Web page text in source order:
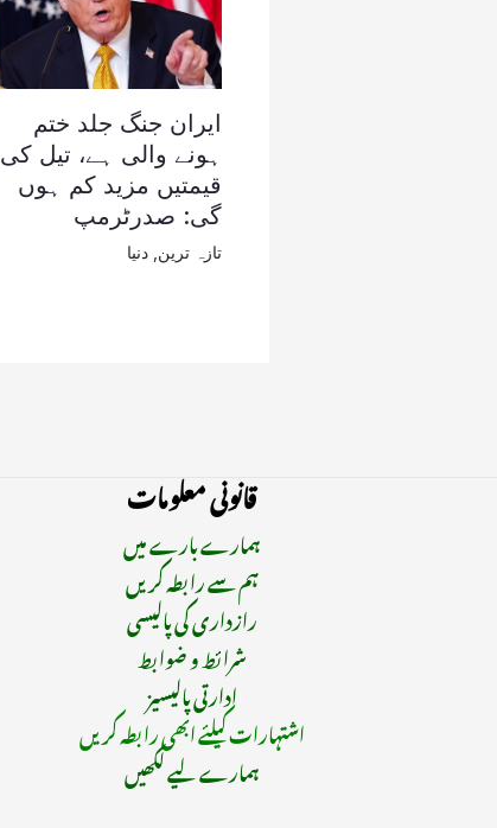
ایران جنگ جلد ختم
ہونے والی ہے، تیل کی
قیمتیں مزید کم ہوں
گی: صدرٹرمپ
تازہ ترین دنیا
قانونی معلومات
ہمارے بارے میں
ہم سے رابطہ کریں
رازداری کی پالیسی
شرائط و ضوابط
ادارتی پالیسیز
اشتہارات کیلئے ابھی رابطہ کریں
ہمارے لیے لکھیں